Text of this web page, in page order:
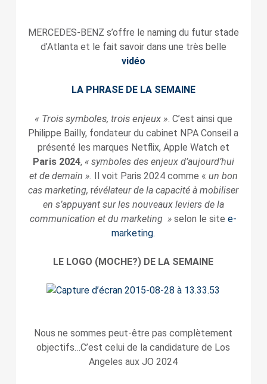
MERCEDES-BENZ s’offre le naming du futur stade
d’Atlanta et le fait savoir dans une très belle
vidéo
LA PHRASE DE LA SEMAINE
« Trois symboles, trois enjeux ». C’est ainsi que
Philippe Bailly, fondateur du cabinet NPA Conseil a
présenté les marques Netflix, Apple Watch et
Paris 2024, « symboles des enjeux d’aujourd’hui
et de demain ». Il voit Paris 2024 comme « un bon
cas marketing,révélateur de la capacité à mobiliser
en s’appuyant sur les nouveaux leviers de la
communication et du marketing »selon le sitee-
marketing.
LE LOGO (MOCHE?) DE LA SEMAINE
Nous ne sommes peut-être pas complètement
objectifs…C’est celui de la candidature de Los
Angeles aux JO 2024